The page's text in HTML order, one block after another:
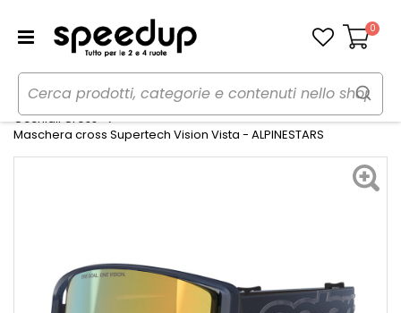
Carrello
0
Home Moto
Abbigliamento moto
Occhiali Cross
Maschera cross Supertech Vision Vista - ALPINESTARS